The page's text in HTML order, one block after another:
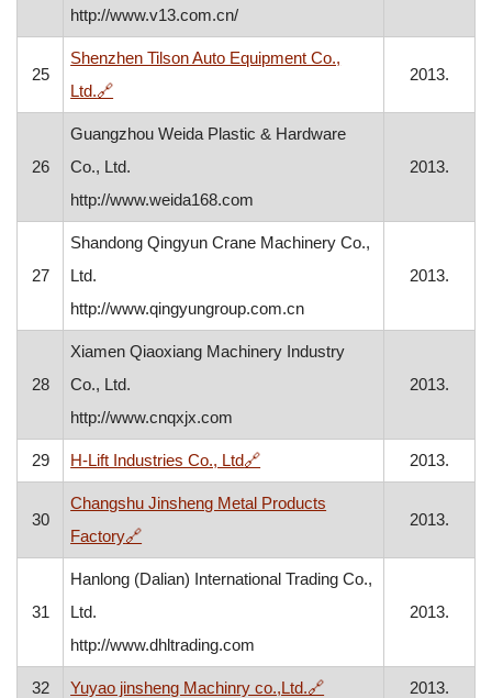
http://www.v13.com.cn/
25
Shenzhen Tilson Auto Equipment Co.,
Ltd.🔗, otvara se u novom prozoru
2013.
26
Guangzhou Weida Plastic & Hardware
Co., Ltd.
http://www.weida168.com
2013.
27
Shandong Qingyun Crane Machinery Co.,
Ltd.
http://www.qingyungroup.com.cn
2013.
28
Xiamen Qiaoxiang Machinery Industry
Co., Ltd.
http://www.cnqxjx.com
2013.
29 H-Lift Industries Co., Ltd🔗, otvara se u novom prozoru
2013.
30
Changshu Jinsheng Metal Products
Factory🔗, otvara se u novom prozoru
2013.
31
Hanlong (Dalian) International Trading Co.,
Ltd.
http://www.dhltrading.com
2013.
32 Yuyao jinsheng Machinry co.,Ltd.🔗, otvara se u novom
2013.